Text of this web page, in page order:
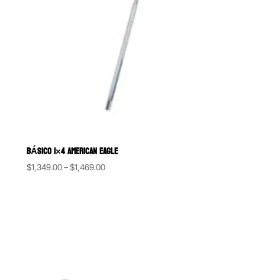
BÁSICO 1×4 AMERICAN EAGLE
$1,349.00–$1,469.00Price